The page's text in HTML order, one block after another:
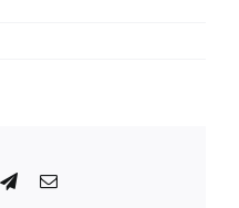
TelegramEmail